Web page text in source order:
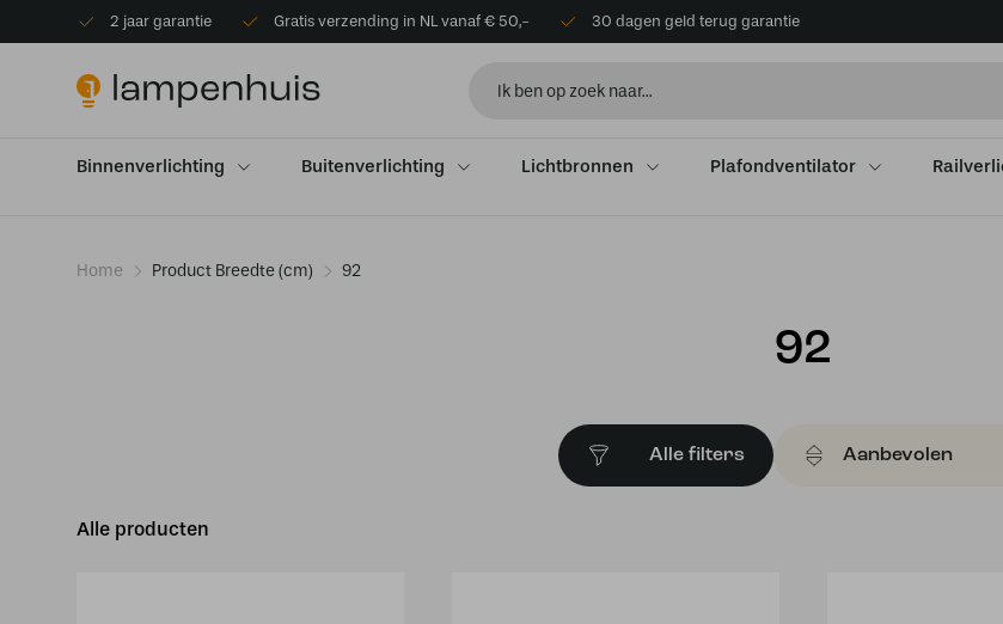
2 jaar garantie Gratis verzending in NL vanaf € 50,- 30 dagen geld terug garantie
Binnenverlichting Buitenverlichting Lichtbronnen Plafondventilator
Home Product Breedte (cm) 92
92
Alle filters
Alle producten